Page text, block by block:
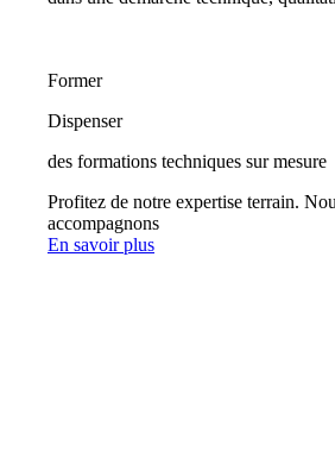
Former
Dispenser
des formations techniques sur mesure
Profitez de notre expertise terrain.
accompagnons
En savoir plus